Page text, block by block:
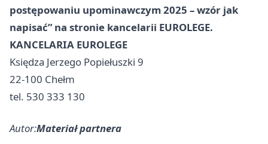
postępowaniu upominawczym 2025 – wzór jak
napisać” na stronie kancelarii EUROLEGE.
KANCELARIA EUROLEGE
Księdza Jerzego Popiełuszki 9
22-100 Chełm
tel. 530 333 130
Autor:Materiał partnera